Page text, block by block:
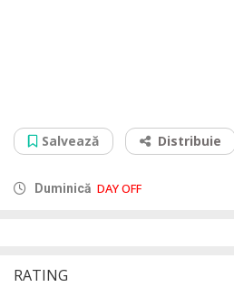
Salvează
Distribuie
Duminică DAY OFF
RATING